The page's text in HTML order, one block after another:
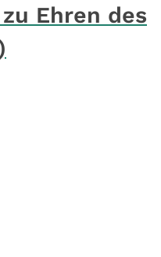
Ehren des